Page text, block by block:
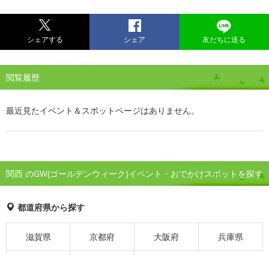
シェアする シェア 友だちに送る
閲覧履歴
最近見たイベント＆スポットページはありません。
関西 のGW(ゴールデンウィーク)イベント・おでかけスポットを探す
都道府県から探す
滋賀県 京都府 大阪府 兵庫県